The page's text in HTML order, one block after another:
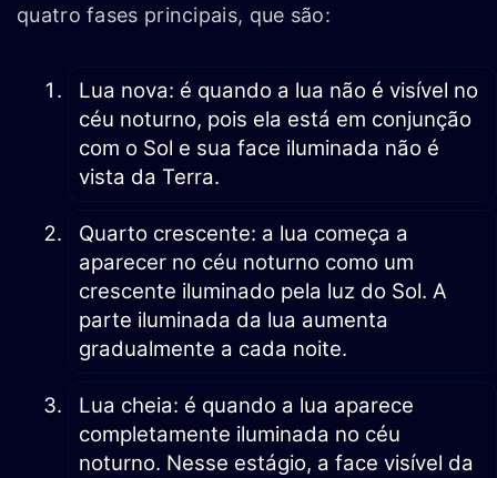
quatro fases principais, que são:
Lua nova: é quando a lua não é visível no
céu noturno, pois ela está em conjunção
com o Sol e sua face iluminada não é
vista da Terra.
Quarto crescente: a lua começa a
aparecer no céu noturno como um
crescente iluminado pela luz do Sol. A
parte iluminada da lua aumenta
gradualmente a cada noite.
Lua cheia: é quando a lua aparece
completamente iluminada no céu
noturno. Nesse estágio, a face visível da